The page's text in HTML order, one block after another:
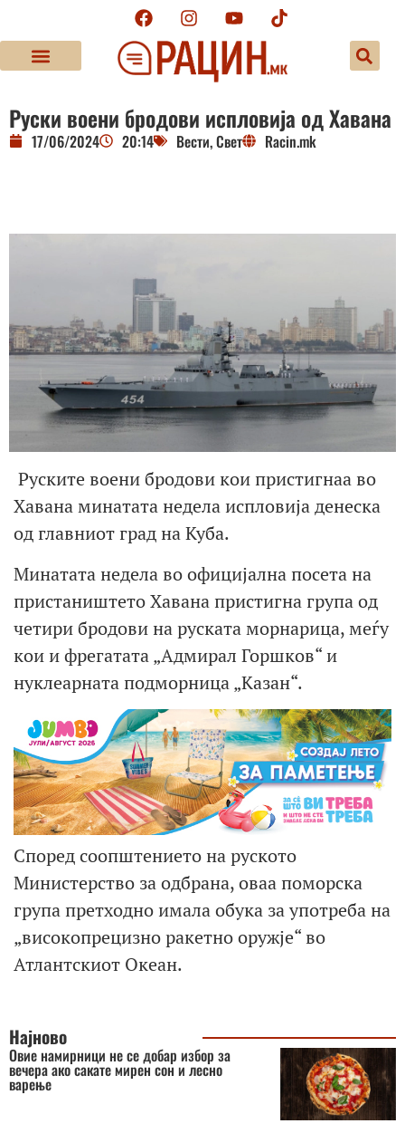
Руски воени бродови испловија од Хавана
17/06/2024 20:14 Вести,Свет Racin.mk
Руските воени бродови кои пристигнаа во
Хавана минатата недела испловија денеска
од главниот град на Куба.
Минатата недела во официјална посета на
пристаништето Хавана пристигна група од
четири бродови на руската морнарица, меѓу
кои и фрегатата „Адмирал Горшков“ и
нуклеарната подморница „Казан“.
Според соопштението на руското
Министерство за одбрана, оваа поморска
група претходно имала обука за употреба на
„високопрецизно ракетно оружје“ во
Атлантскиот Океан.
Најново
Овие намирници не се добар избор за
вечера ако сакате мирен сон и лесно
варење